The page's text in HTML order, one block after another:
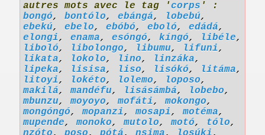
autres mots avec le tag 'corps ' :
bongó, bontólo, ebángá, lobebú,
ebekú, ebelo, ebóbó, eboló, edádá,
elongi, enama, esóngó, kíngó, libéle,
liboló, libolongo, libumu, lifuni,
likata, lokolo, lino, linzáka,
lipeka, lisisa, liso, lisókó, litáma,
litoyi, lokéto, lolemo, loposo,
makilá,mandéfu, lisásámbá, lobebo,
mbunzu,moyoyo,mofáti,mokongo,
mongóngó,mopanzi,mosapi,motéma,
mupende,monoko,mutolo,motó, tólo,